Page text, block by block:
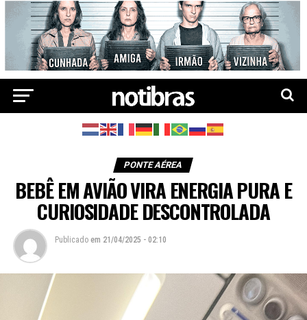
PONTE AÉREA
BEBÊ EM AVIÃO VIRA ENERGIA PURA E
CURIOSIDADE DESCONTROLADA
Publicado em 21/04/2025 - 02:10